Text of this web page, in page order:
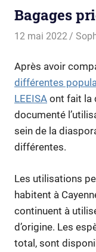
Bagages
12 mai 2022
Après avoir
différentes
LEEISA ont fait la
documenté
sein de la
différentes.
Les utilisations
habitent à
continuent à
d’origine. Les
total, sont